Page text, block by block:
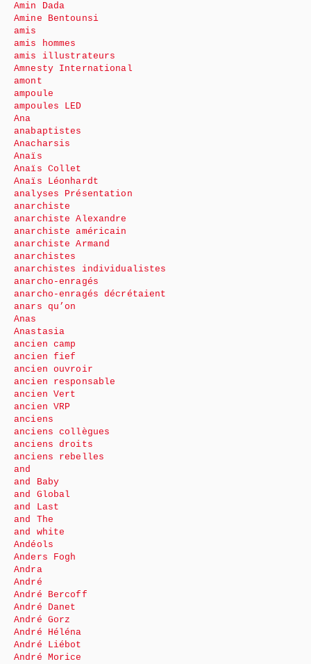
Amin Dada
Amine Bentounsi
amis
amis hommes
amis illustrateurs
Amnesty International
amont
ampoule
ampoules LED
Ana
anabaptistes
Anacharsis
Anaïs
Anaïs Collet
Anaïs Léonhardt
analyses Présentation
anarchiste
anarchiste Alexandre
anarchiste américain
anarchiste Armand
anarchistes
anarchistes individualistes
anarcho-enragés
anarcho-enragés décrétaient
anars qu’on
Anas
Anastasia
ancien camp
ancien fief
ancien ouvroir
ancien responsable
ancien Vert
ancien VRP
anciens
anciens collègues
anciens droits
anciens rebelles
and
and Baby
and Global
and Last
and The
and white
Andéols
Anders Fogh
Andra
André
André Bercoff
André Danet
André Gorz
André Héléna
André Liébot
André Morice